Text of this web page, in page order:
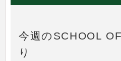
今週のSCHOOL
り